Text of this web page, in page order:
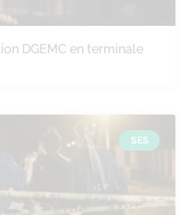
DGEMC en terminale
SES